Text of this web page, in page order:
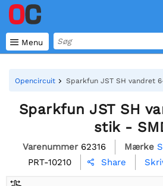
 Menu
Opencircuit Sparkfun JST SH vandret
Sparkfun JST SH
stik -
Varenummer 62316 Mærke
PRT-10210
 Share